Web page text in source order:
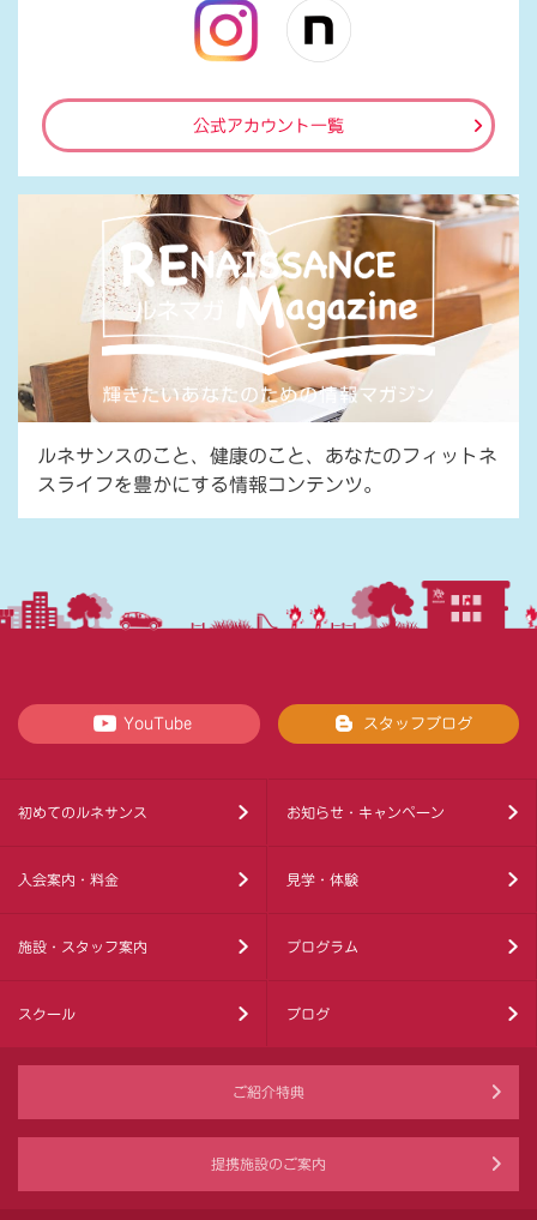
公式アカウント一覧
ルネサンスのこと、健康のこと、あなたのフィットネ
スライフを豊かにする情報コンテンツ。
YouTube スタッフブログ
初めてのルネサンス お知らせ・キャンペーン
入会案内・料金 見学・体験
施設・スタッフ案内 プログラム
スクール ブログ
ご紹介特典
提携施設のご案内